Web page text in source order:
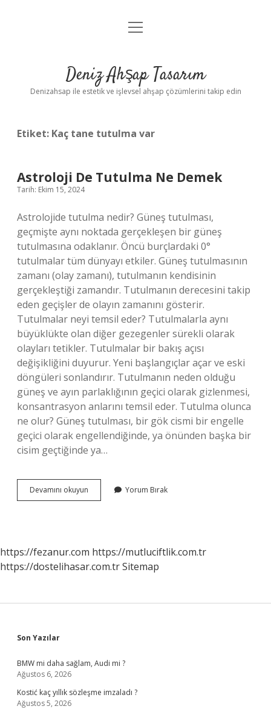
Anasayfa
Yasal Uyarı
menüyü
Deniz Ahşap Tasarım
Denizahsap ile estetik ve işlevsel ahşap çözümlerini takip edin
Etiket: Kaç tane tutulma var
Astroloji De Tutulma Ne Demek
Tarih: Ekim 15, 2024
Astrolojide tutulma nedir? Güneş tutulması,
geçmişte aynı noktada gerçekleşen bir güneş
tutulmasına odaklanır. Öncü burçlardaki 0°
tutulmalar tüm dünyayı etkiler. Güneş tutulmasının
zamanı (olay zamanı), tutulmanın kendisinin
gerçekleştiği zamandır. Tutulmanın derecesini takip
eden geçişler de olayın zamanını gösterir.
Tutulmalar neyi temsil eder? Tutulmalarla aynı
büyüklükte olan diğer gezegenler sürekli olarak
olayları tetikler. Tutulmalar bir bakış açısı
değişikliğini duyurur. Yeni başlangıçlar açar ve eski
döngüleri sonlandırır. Tutulmanın neden olduğu
güneş ve ayın parlaklığının geçici olarak gizlenmesi,
konsantrasyon anlarını temsil eder. Tutulma olunca
ne olur? Güneş tutulması, bir gök cismi bir engelle
geçici olarak engellendiğinde, ya önünden başka bir
cisim geçtiğinde ya…
Devamını okuyun Astroloji
De
Yorum Bırak
https://fezanur.com https://mutluciftlik.com.tr
https://dostelihasar.com.trSitemap
Sidebar
Son Yazılar
BMW mi daha sağlam, Audi mi ?
Ağustos 6, 2026
Kostić kaç yıllık sözleşme imzaladı ?
Ağustos 5, 2026